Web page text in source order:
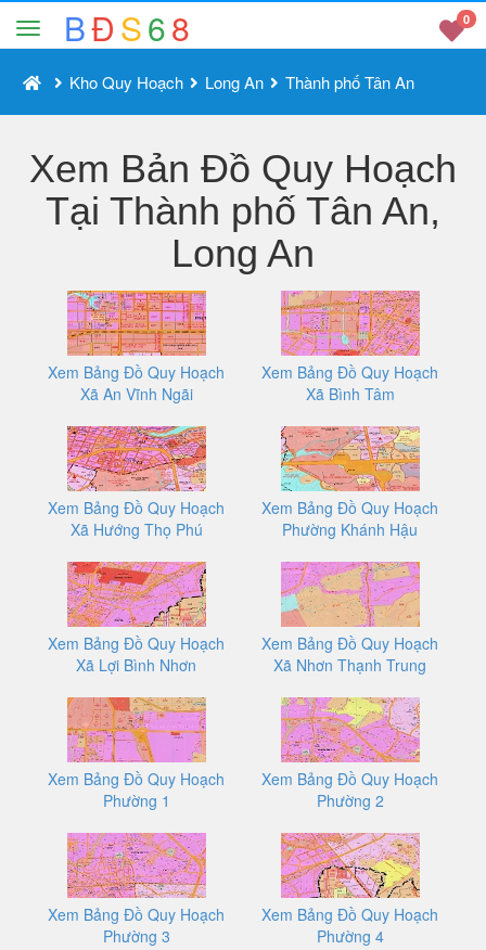
BĐS68 0
Kho Quy Hoạch Long An Thành phố Tân An
Xem Bản Đồ Quy Hoạch
Tại Thành phố Tân An,
Long An
Xem Bảng Đồ Quy Hoạch
Xã An Vĩnh Ngãi
Xem Bảng Đồ Quy Hoạch
Xã Bình Tâm
Xem Bảng Đồ Quy Hoạch
Xã Hướng Thọ Phú
Xem Bảng Đồ Quy Hoạch
Phường Khánh Hậu
Xem Bảng Đồ Quy Hoạch
Xã Lợi Bình Nhơn
Xem Bảng Đồ Quy Hoạch
Xã Nhơn Thạnh Trung
Xem Bảng Đồ Quy Hoạch
Phường 1
Xem Bảng Đồ Quy Hoạch
Phường 2
Xem Bảng Đồ Quy Hoạch
Phường 3
Xem Bảng Đồ Quy Hoạch
Phường 4